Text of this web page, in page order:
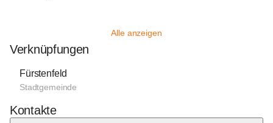
Alle anzeigen
Verknüpfungen
Fürstenfeld
Stadtgemeinde
Kontakte